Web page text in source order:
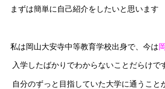
まずは簡単に自己紹介をしたいと思います
私は岡山大安寺中等教育学校出身で、今は
入学したばかりでわからないことだらけで
自分のずっと目指していた大学に通うこと